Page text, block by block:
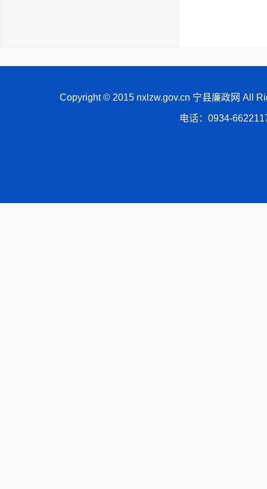
Copyright © 2015 nxlzw.gov.cn 宁县廉政网 All
电话：0934-